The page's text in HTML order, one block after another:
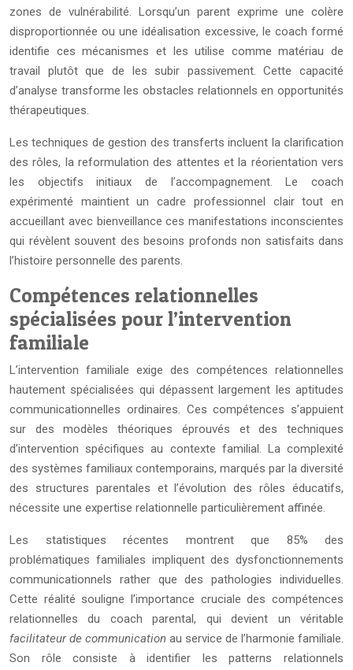
zones de vulnérabilité. Lorsqu’un parent exprime une colère
disproportionnée ou une idéalisation excessive, le coach formé
identifie ces mécanismes et les utilise comme matériau de
travail plutôt que de les subir passivement. Cette capacité
d’analyse transforme les obstacles relationnels en opportunités
thérapeutiques.
Les techniques de gestion des transferts incluent la clarification
des rôles, la reformulation des attentes et la réorientation vers
les objectifs initiaux de l’accompagnement. Le coach
expérimenté maintient un cadre professionnel clair tout en
accueillant avec bienveillance ces manifestations inconscientes
qui révèlent souvent des besoins profonds non satisfaits dans
l’histoire personnelle des parents.
Compétences relationnelles
spécialisées pour l’intervention
familiale
L’intervention familiale exige des compétences relationnelles
hautement spécialisées qui dépassent largement les aptitudes
communicationnelles ordinaires. Ces compétences s’appuient
sur des modèles théoriques éprouvés et des techniques
d’intervention spécifiques au contexte familial. La complexité
des systèmes familiaux contemporains, marqués par la diversité
des structures parentales et l’évolution des rôles éducatifs,
nécessite une expertise relationnelle particulièrement affinée.
Les statistiques récentes montrent que 85% des
problématiques familiales impliquent des dysfonctionnements
communicationnels rather que des pathologies individuelles.
Cette réalité souligne l’importance cruciale des compétences
relationnelles du coach parental, qui devient un véritable
facilitateur de communication au service de l’harmonie familiale.
Son rôle consiste à identifier les patterns relationnels